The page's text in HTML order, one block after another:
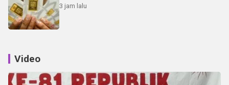
3 jam lalu
Video